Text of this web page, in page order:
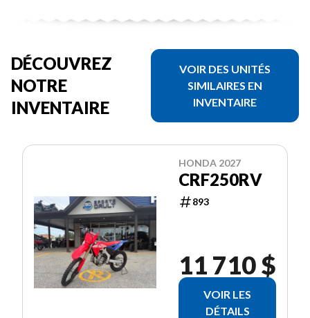
DÉCOUVREZ
NOTRE
INVENTAIRE
VOIR DES UNITÉS
SIMILAIRES EN
INVENTAIRE
HONDA 2027
CRF250RV
893
11 710 $
VOIR LES
DÉTAILS